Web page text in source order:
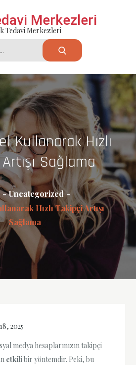
Merkezleri
Tedavi Merkezleri
Kullanarak Hızlı
Sağlama
Uncategorized
Hızlı Takipçi Artışı
Sağlama
2025
medya hesaplarınızın takipçi
etkilibir yöntemdir. Peki, bu